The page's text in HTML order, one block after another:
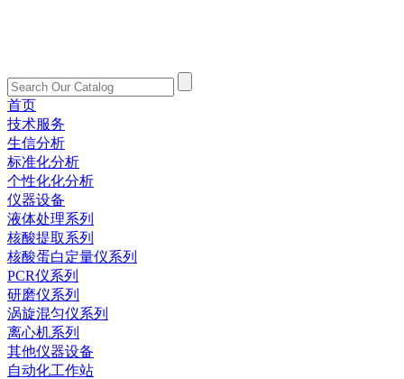
首页
技术服务
生信分析
标准化分析
个性化化分析
仪器设备
液体处理系列
核酸提取系列
核酸蛋白定量仪系列
PCR仪系列
研磨仪系列
涡旋混匀仪系列
离心机系列
其他仪器设备
自动化工作站